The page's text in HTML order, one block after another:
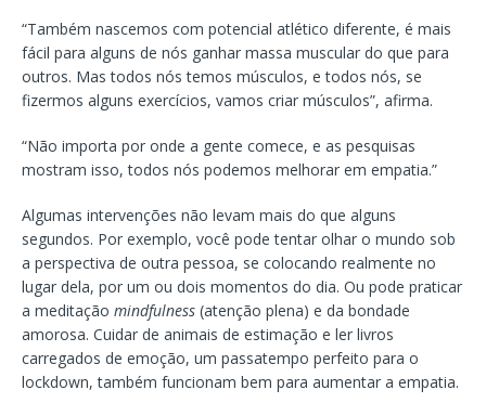
“Também nascemos com potencial atlético diferente, é mais
fácil para alguns de nós ganhar massa muscular do que para
outros. Mas todos nós temos músculos, e todos nós, se
fizermos alguns exercícios, vamos criar músculos”, afirma.
“Não importa por onde a gente comece, e as pesquisas
mostram isso, todos nós podemos melhorar em empatia.”
Algumas intervenções não levam mais do que alguns
segundos. Por exemplo, você pode tentar olhar o mundo sob
a perspectiva de outra pessoa, se colocando realmente no
lugar dela, por um ou dois momentos do dia. Ou pode praticar
a meditação mindfulness (atenção plena) e da bondade
amorosa. Cuidar de animais de estimação e ler livros
carregados de emoção, um passatempo perfeito para o
lockdown, também funcionam bem para aumentar a empatia.